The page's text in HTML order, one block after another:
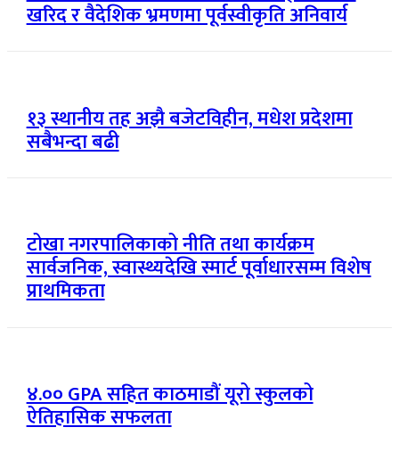
खरिद र वैदेशिक भ्रमणमा पूर्वस्वीकृति अनिवार्य
१३ स्थानीय तह अझै बजेटविहीन, मधेश प्रदेशमा
सबैभन्दा बढी
टोखा नगरपालिकाको नीति तथा कार्यक्रम
सार्वजनिक, स्वास्थ्यदेखि स्मार्ट पूर्वाधारसम्म विशेष
प्राथमिकता
४.०० GPA सहित काठमाडौं यूरो स्कुलको
ऐतिहासिक सफलता